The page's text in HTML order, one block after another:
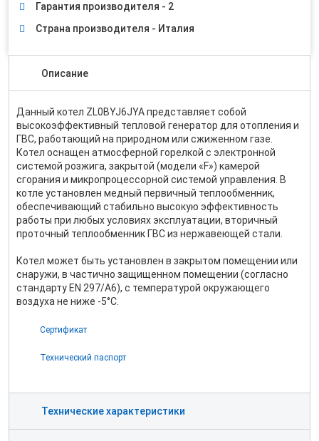
Гарантия производителя - 2
Страна производителя - Италия
Описание
Данный котел ZL0BYJ6JYA представляет собой
высокоэффективный тепловой генератор для отопления и
ГВС, работающий на природном или сжиженном газе.
Котел оснащен атмосферной горелкой с электронной
системой розжига, закрытой (модели «F») камерой
сгорания и микропроцессорной системой управления. В
котле установлен медный первичный теплообменник,
обеспечивающий стабильно высокую эффективность
работы при любых условиях эксплуатации, вторичный
проточный теплообменник ГВС из нержавеющей стали.
Котел может быть установлен в закрытом помещении или
снаружи, в частично защищенном помещении (согласно
стандарту EN 297/А6), с температурой окружающего
воздуха не ниже -5°С.
Сертификат
Технический паспорт
Технические характеристики